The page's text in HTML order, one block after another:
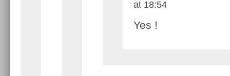
at 18:54
Yes !